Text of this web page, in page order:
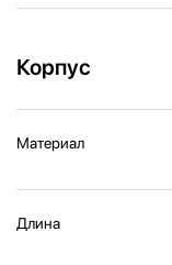
Корпус
Материал
Длина